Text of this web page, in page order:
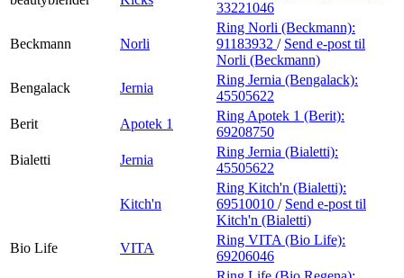
33221046
Beckmann Norli
Ring Norli (Beckmann):
91183932 / Send e-post til
Norli (Beckmann)
Bengalack
Jernia
Ring Jernia (Bengalack):
45505622
Berit
Apotek 1
Ring Apotek 1 (Berit):
69208750
Bialetti
Jernia
Ring Jernia (Bialetti):
45505622
Kitch'n
Ring Kitch'n (Bialetti):
69510010 / Send e-post til
Kitch'n (Bialetti)
Bio Life
VITA
Ring VITA (Bio Life):
69206046